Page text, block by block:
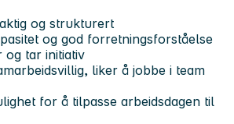
og strukturert
og god forretningsforståelse
og tar initiativ
liker å jobbe i team
for å tilpasse arbeidsdagen til